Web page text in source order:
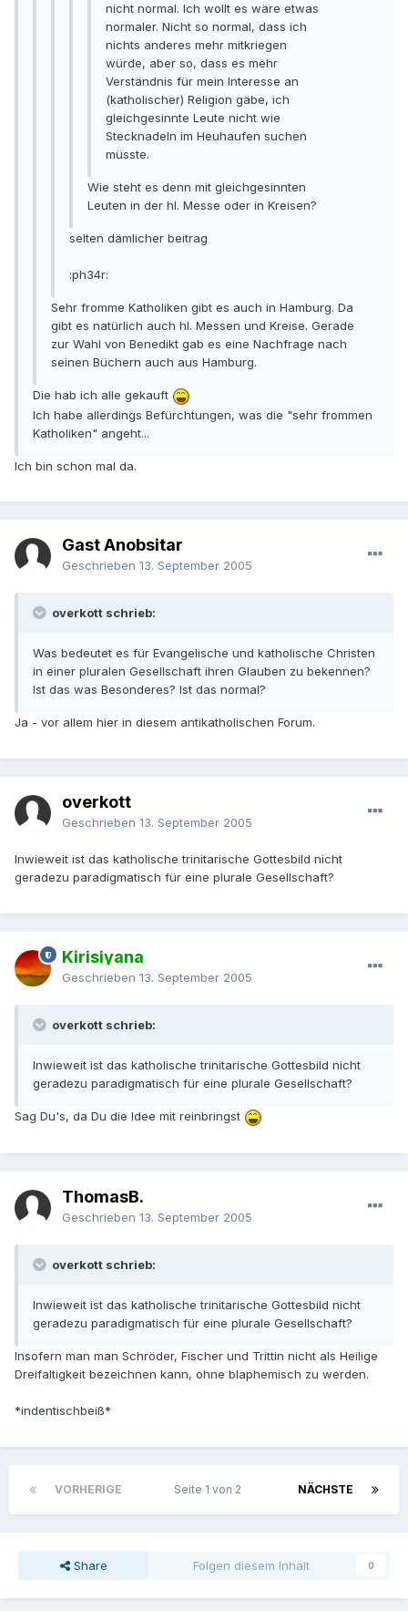
nicht normal. Ich wollt es wäre etwas
normaler. Nicht so normal, dass ich
nichts anderes mehr mitkriegen
würde, aber so, dass es mehr
Verständnis für mein Interesse an
(katholischer) Religion gäbe, ich
gleichgesinnte Leute nicht wie
Stecknadeln im Heuhaufen suchen
müsste.
Wie steht es denn mit gleichgesinnten
Leuten in der hl. Messe oder in Kreisen?
selten dämlicher beitrag
:ph34r:
Sehr fromme Katholiken gibt es auch in Hamburg. Da
gibt es natürlich auch hl. Messen und Kreise. Gerade
zur Wahl von Benedikt gab es eine Nachfrage nach
seinen Büchern auch aus Hamburg.
Die hab ich alle gekauft
Ich habe allerdings Befürchtungen, was die "sehr frommen
Katholiken" angeht...
Ich bin schon mal da.
Gast Anobsitar
Geschrieben 13. September 2005
overkott schrieb:
Was bedeutet es für Evangelische und katholische Christen
in einer pluralen Gesellschaft ihren Glauben zu bekennen?
Ist das was Besonderes? Ist das normal?
Ja - vor allem hier in diesem antikatholischen Forum.
overkott
Geschrieben 13. September 2005
Inwieweit ist das katholische trinitarische Gottesbild nicht
geradezu paradigmatisch für eine plurale Gesellschaft?
Kirisiyana
Geschrieben 13. September 2005
overkott schrieb:
Inwieweit ist das katholische trinitarische Gottesbild nicht
geradezu paradigmatisch für eine plurale Gesellschaft?
Sag Du's, da Du die Idee mit reinbringst
ThomasB.
Geschrieben 13. September 2005
overkott schrieb:
Inwieweit ist das katholische trinitarische Gottesbild nicht
geradezu paradigmatisch für eine plurale Gesellschaft?
Insofern man man Schröder, Fischer und Trittin nicht als Heilige
Dreifaltigkeit bezeichnen kann, ohne blaphemisch zu werden.
*indentischbeiß*
VORHERIGE NÄCHSTE
Seite 1 von 2
Share Folgen diesem Inhalt 0